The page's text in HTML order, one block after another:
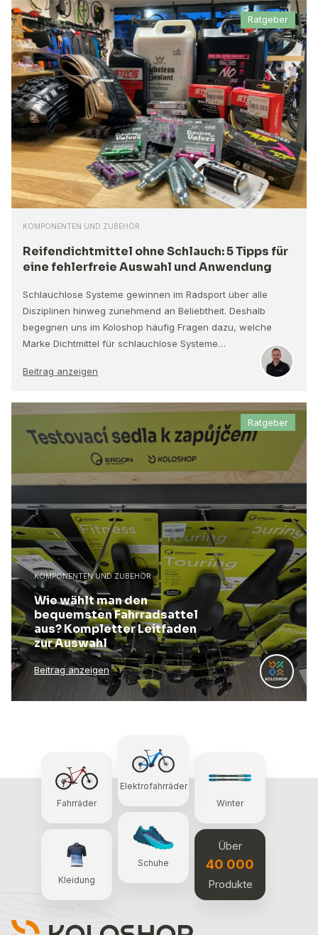
Ratgeber
KOMPONENTEN UND ZUBEHÖR
Reifendichtmittel ohne Schlauch: 5 Tipps für
eine fehlerfreie Auswahl und Anwendung
Schlauchlose Systeme gewinnen im Radsport über alle
Disziplinen hinweg zunehmend an Beliebtheit. Deshalb
begegnen uns im Koloshop häufig Fragen dazu, welche
Marke Dichtmittel für schlauchlose Systeme…
Beitrag anzeigen
Ratgeber
KOMPONENTEN UND ZUBEHÖR
Wie wählt man den
bequemsten Fahrradsattel
aus? Kompletter Leitfaden
zur Auswahl
Beitrag anzeigen
Fahrräder
Elektrofahrräder
Winter
Kleidung
Schuhe
Über
40 000
Produkte